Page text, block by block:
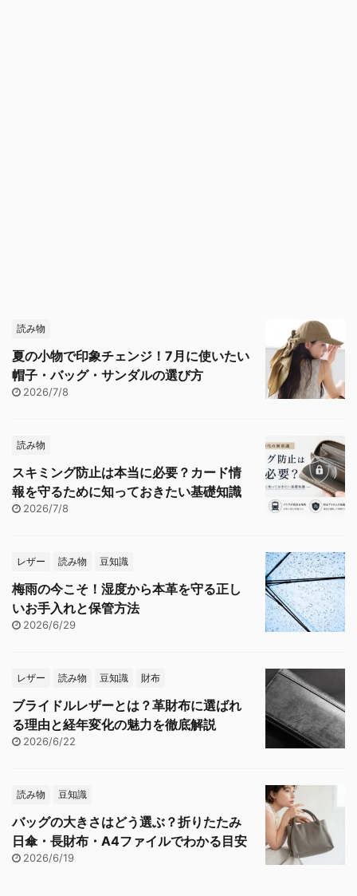
読み物
夏の小物で印象チェンジ！7月に使いたい
帽子・バッグ・サンダルの選び方
2026/7/8
読み物
スキミング防止は本当に必要？カード情
報を守るために知っておきたい基礎知識
2026/7/8
レザー 読み物 豆知識
梅雨の今こそ！湿度から本革を守る正し
いお手入れと保管方法
2026/6/29
レザー 読み物 豆知識 財布
ブライドルレザーとは？革財布に選ばれ
る理由と経年変化の魅力を徹底解説
2026/6/22
読み物 豆知識
バッグの大きさはどう選ぶ？折りたたみ
日傘・長財布・A4ファイルでわかる目安
2026/6/19